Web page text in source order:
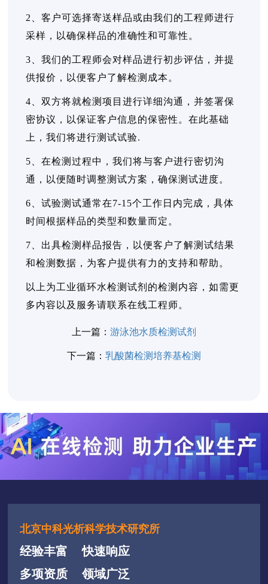
2、客户可选择寄送样品或由我们的工程师进行
采样，以确保样品的准确性和可靠性。
3、我们的工程师会对样品进行初步评估，并提
供报价，以便客户了解检测成本。
4、双方将就检测项目进行详细沟通，并签署保
密协议，以保证客户信息的保密性。在此基础
上，我们将进行测试试验.
5、在检测过程中，我们将与客户进行密切沟
通，以便随时调整测试方案，确保测试进度。
6、试验测试通常在7-15个工作日内完成，具体
时间根据样品的类型和数量而定。
7、出具检测样品报告，以便客户了解测试结果
和检测数据，为客户提供有力的支持和帮助。
以上为工业循环水检测试剂的检测内容，如需更
多内容以及服务请联系在线工程师。
上一篇： 游泳池水质检测试剂
下一篇： 乳酸菌检测培养基检测
北京中科光析科学技术研究所
经验丰富
快速响应
多项资质
领域广泛